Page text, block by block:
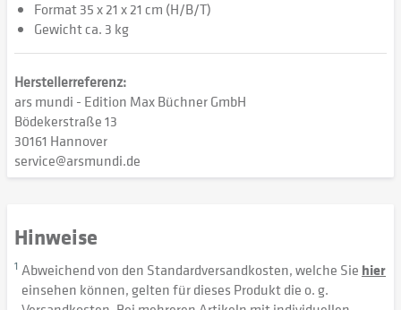
Format 35 x 21 x 21 cm (H/B/T)
Gewicht ca. 3 kg
Herstellerreferenz:
ars mundi - Edition Max Büchner GmbH
Bödekerstraße 13
30161 Hannover
service@arsmundi.de
Hinweise
1 Abweichend von den Standardversandkosten, welche Sie hier
einsehen können, gelten für dieses Produkt die o. g.